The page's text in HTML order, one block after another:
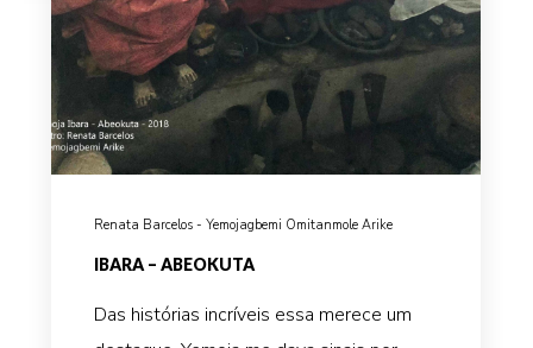
Renata Barcelos - Yemojagbemi Omitanmole Arike
IBARA – ABEOKUTA
Das histórias incríveis essa merece um